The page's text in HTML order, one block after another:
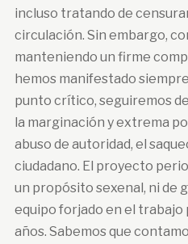
incluso tratando de
circulación. Sin embargo,
manteniendo un firme
hemos manifestado
punto crítico, seguiremos
la marginación y extrema
abuso de autoridad, el
ciudadano. El proyecto
un propósito sexenal, ni de
equipo forjado en el trabajo
años. Sabemos que